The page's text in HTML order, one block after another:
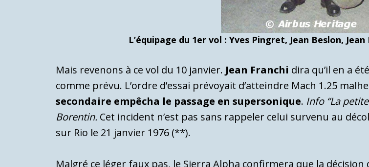
L’équipage du 1er vol : Yves Pingret, Jean Beslon,
Mais revenons à ce vol du 10 janvier. Jean Franchi dira qu’il en a
comme prévu. L’ordre d’essai prévoyait d’atteindre Mach 1.25
secondaire empêcha le passage en supersonique. Info “La
Borentin. Cet incident n’est pas sans rappeler celui survenu au
sur Rio le 21 janvier 1976 (**).
Malgré ce léger faux pas, le Sierra Alpha confirmera que la décision